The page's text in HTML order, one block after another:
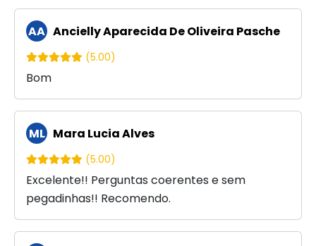
AA Ancielly Aparecida De Oliveira Pasche
(5.00)
Bom
ML Mara Lucia Alves
(5.00)
Excelente!! Perguntas coerentes e sem
pegadinhas!! Recomendo.